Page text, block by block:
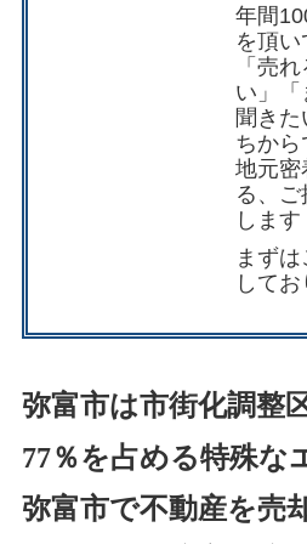
年間
を頂い
「売
い」「
聞き
ちから
地元密
る、
します
まずは
してお
弥富市は市街化調整
77％を占める特殊な
弥富市で不動産を売